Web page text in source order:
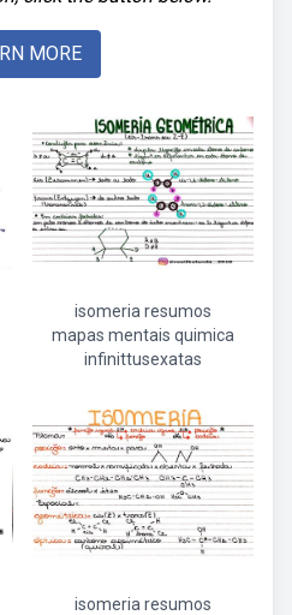
MORE
isomeria resumos
mapas mentais quimica
infinittusexatas
isomeria resumos